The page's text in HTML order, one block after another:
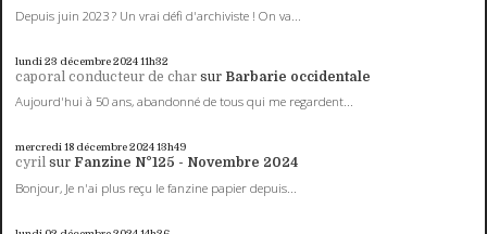
Depuis juin 2023 ? Un vrai défi d'archiviste ! On va...
lundi 23 décembre 202411h32
caporal conducteur de char sur Barbarie occidentale
Aujourd'hui à 50 ans, abandonné de tous qui me regardent...
mercredi 18 décembre 202413h49
cyril sur Fanzine N°125 - Novembre 2024
Bonjour, Je n'ai plus reçu le fanzine papier depuis...